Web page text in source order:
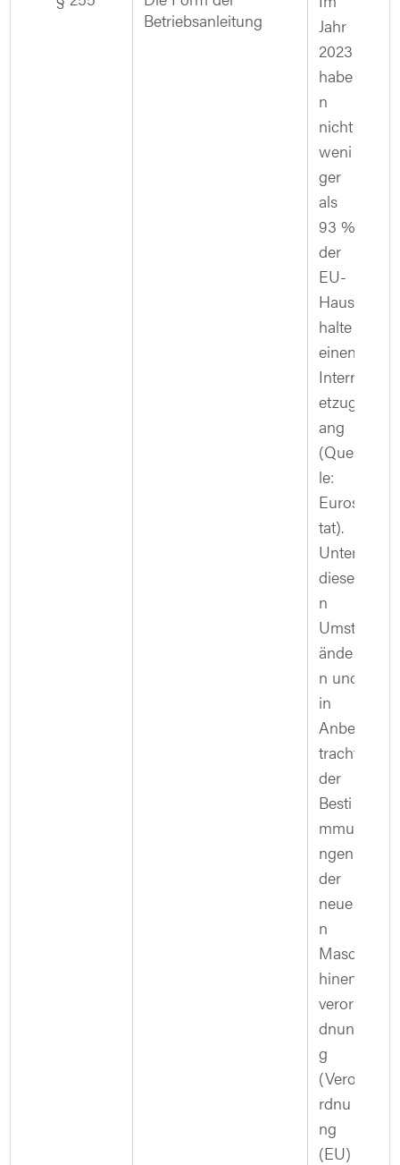
Betriebsanleitung
Jahr
2023
habe
n
nicht
weni
ger
als
93 %
der
EU-
Haus
halte
einen
Intern
etzug
ang
(Quel
le:
Euros
tat).
Unter
diese
n
Umst
ände
n und
in
Anbe
tracht
der
Besti
mmu
ngen
der
neue
n
Masc
hinen
veror
dnun
g
(Vero
rdnu
ng
(EU)